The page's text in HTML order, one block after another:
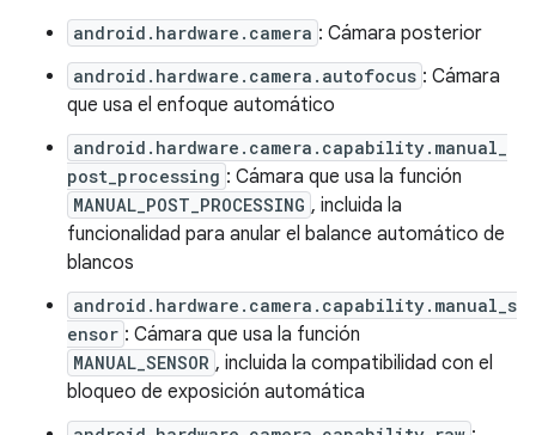
android.hardware.camera : Cámara posterior
android.hardware.camera.autofocus : Cámara
que usa el enfoque automático
android.hardware.camera.capability.manual_
post_processing : Cámara que usa la función
MANUAL_POST_PROCESSING , incluida la
funcionalidad para anular el balance automático de
blancos
android.hardware.camera.capability.manual_s
ensor : Cámara que usa la función
MANUAL_SENSOR , incluida la compatibilidad con el
bloqueo de exposición automática